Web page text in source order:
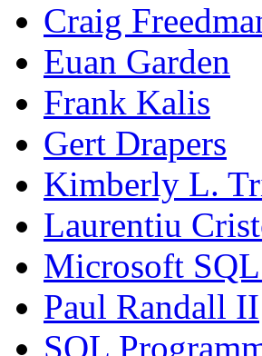
Craig
Euan Garden
Frank Kalis
Gert Drapers
Kimberly L.
Laurentiu
Microsoft SQL
Paul Randall II
SQL